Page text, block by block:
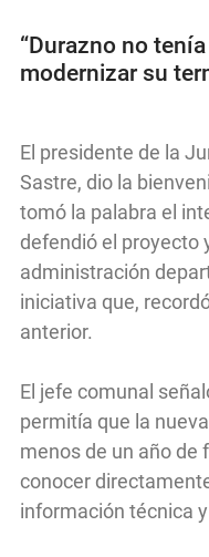
“Durazno no
modernizar su
El presidente de la
Sastre, dio la
tomó la palabra el
defendió el proyecto
administración
iniciativa que,
anterior.
El jefe comunal
permitía que la
menos de un año de
conocer
información técnica